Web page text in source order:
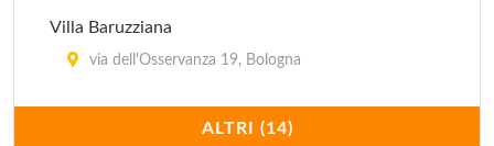
Villa Baruzziana
via dell'Osservanza 19, Bologna
ALTRI (14)